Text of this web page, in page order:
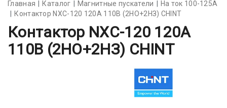
Главная Каталог Магнитные пускатели
На ток 100-125А
Контактор NXC-120 120A 110В (2НО+2НЗ) CHINT
Контактор NXC-120 120A
110В (2НО+2НЗ) CHINT